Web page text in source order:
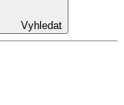
Vyhledat